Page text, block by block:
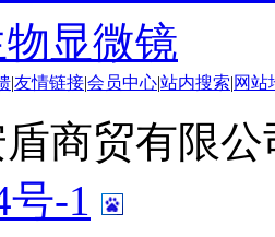
显微镜
|友情链接|会员中心|站内搜索|网站
商贸有限
号-1